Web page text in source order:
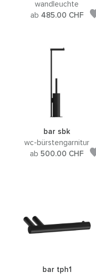
wandleuchte
ab 485.00 CHF
bar sbk
wc-bürstengarnitur
ab 500.00 CHF
bar tph1